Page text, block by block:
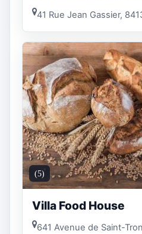
41 Rue Jean Gassier,
(5)
Villa Food House
641 Avenue de Saint-